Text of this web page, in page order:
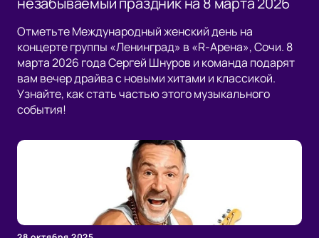
Отметьте Международный женский день на
концерте группы «Ленинград» в «R-Арена», Сочи. 8
марта 2026 года Сергей Шнуров и команда подарят
вам вечер драйва с новыми хитами и классикой.
Узнайте, как стать частью этого музыкального
события!